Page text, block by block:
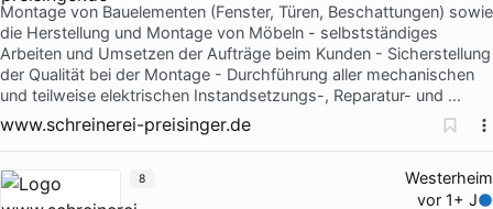
Montage von Bauelementen (Fenster, Türen, Beschattungen) sowie
die Herstellung und Montage von Möbeln - selbstständiges
Arbeiten und Umsetzen der Aufträge beim Kunden - Sicherstellung
der Qualität bei der Montage - Durchführung aller mechanischen
und teilweise elektrischen Instandsetzungs-, Reparatur- und …
www.schreinerei-preisinger.de
Westerheim
vor 1+ J
8